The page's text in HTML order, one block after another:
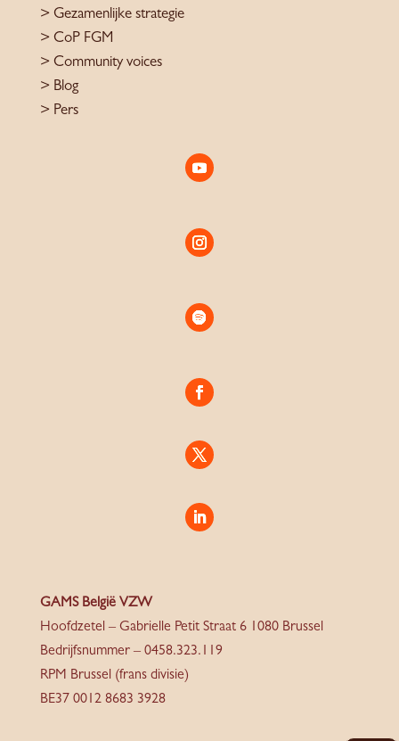
> Gezamenlijke strategie
> CoP FGM
> Community voices
> Blog
> Pers
GAMS België VZW
Hoofdzetel – Gabrielle Petit Straat 6 1080 Brussel
Bedrijfsnummer – 0458.323.119
RPM Brussel (frans divisie)
BE37 0012 8683 3928